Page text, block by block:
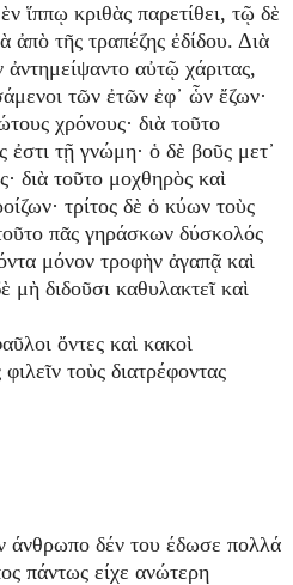
ἵππῳ κριθὰς παρετίθει, τῷ δὲ
ἀπὸ τῆς τραπέζης ἐδίδου. Διὰ
ἀντημείψαντο αὐτῷ χάριτας,
τῶν ἐτῶν ἐφ᾿ ὧν ἔζων·
χρόνους· διὰ τοῦτο
ἐστι τῇ γνώμη· ὁ δὲ βοῦς μετ᾿
διὰ τοῦτο μοχθηρὸς καὶ
τρίτος δὲ ὁ κύων τοὺς
πᾶς γηράσκων δύσκολός
μόνον τροφὴν ἀγαπᾷ καὶ
μὴ διδοῦσι καθυλακτεῖ καὶ
ὄντες καὶ κακοὶ
τοὺς διατρέφοντας
άνθρωπο δέν του έδωσε πολλά
πάντως είχε ανώτερη